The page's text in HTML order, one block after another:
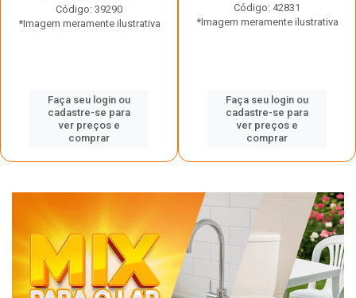
Código: 39290
*Imagem meramente ilustrativa
Faça seu login ou
cadastre-se para
ver preços e
comprar
Código: 42831
*Imagem meramente ilustrativa
Faça seu login ou
cadastre-se para
ver preços e
comprar